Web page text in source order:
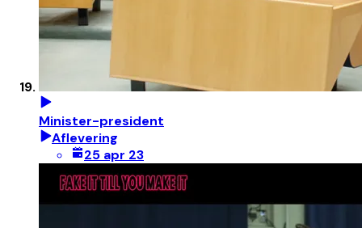
Minister-president
Aflevering
25 apr 23